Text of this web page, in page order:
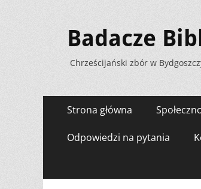
Badacze
Chrześcijański zbór w
Menu
zawartości
Strona główna
Odpowiedzi na pytania